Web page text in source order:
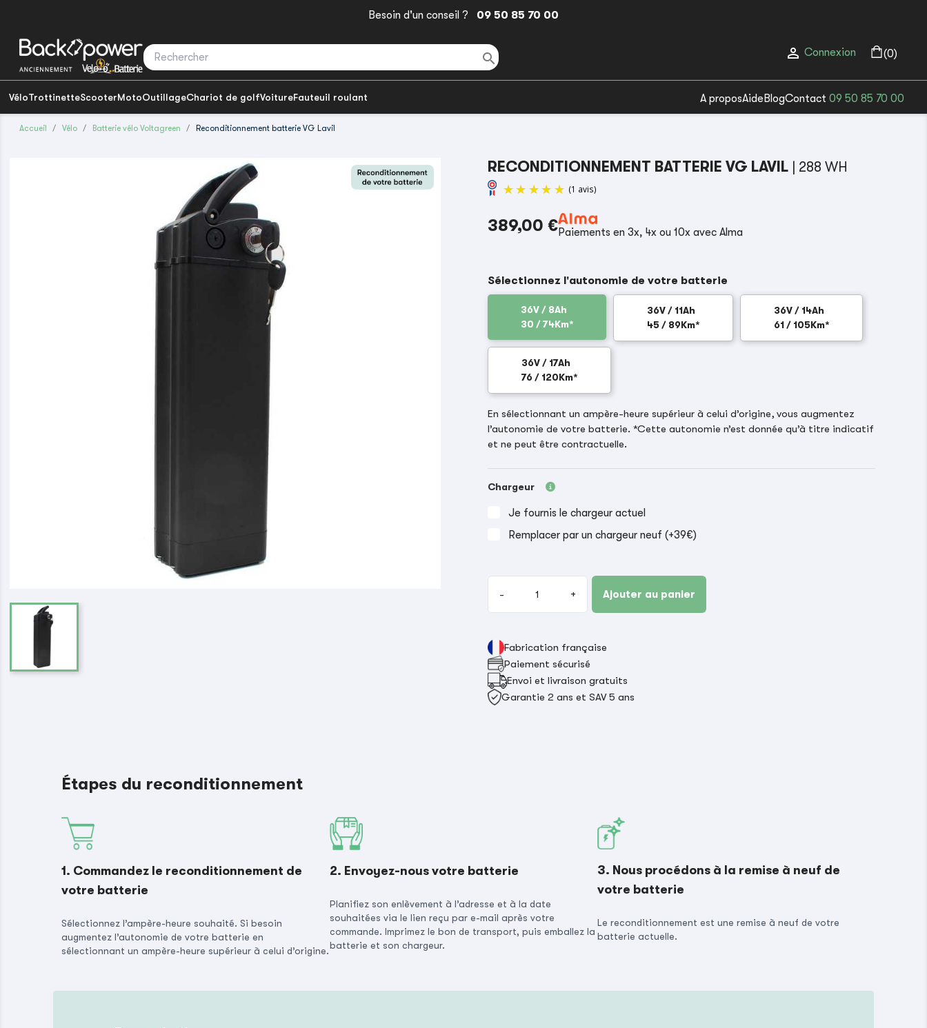
Besoin d'un conseil ? 09 50 85 70 00
  Connexion (0)
VéloTrottinetteScooterMotoOutillageChariot de golfVoitureFauteuil roulant A proposAide BlogContact 09 50 85 70 00
Accueil Vélo Batterie vélo Voltagreen Reconditionnement batterie VG Lavil
RECONDITIONNEMENT BATTERIE VG LAVIL | 288 WH
389,00 €Paiements en 3x, 4x ou 10x avec Alma
Sélectionnez l'autonomie de votre batterie
36V / 8Ah
30 / 74Km*
36V / 11Ah
45 / 89Km*
36V / 14Ah
61 / 105Km*
36V / 17Ah
76 / 120Km*
En sélectionnant un ampère-heure supérieur à celui d’origine, vous augmentez
l’autonomie de votre batterie. *Cette autonomie n’est donnée qu’à titre indicatif
et ne peut être contractuelle.
Chargeur
Je fournis le chargeur actuel
Remplacer par un chargeur neuf (+39€)
- + Ajouter au panier
Fabrication française
Paiement sécurisé
Envoi et livraison gratuits
Garantie 2 ans et SAV 5 ans
Étapes du reconditionnement
1. Commandez le reconditionnement de
votre batterie
Sélectionnez l’ampère-heure souhaité. Si besoin
augmentez l’autonomie de votre batterie en
sélectionnant un ampère-heure supérieur à celui d’origine.
2. Envoyez-nous votre batterie
Planifiez son enlèvement à l’adresse et à la date
souhaitées via le lien reçu par e-mail après votre
commande. Imprimez le bon de transport, puis emballez la
batterie et son chargeur.
3. Nous procédons à la remise à neuf de
votre batterie
Le reconditionnement est une remise à neuf de votre
batterie actuelle.